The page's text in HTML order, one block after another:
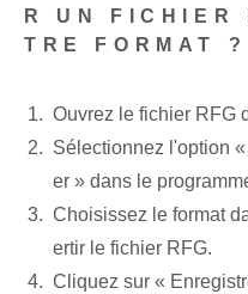
R UN FICHIER
TRE FORMAT ?
Ouvrez le fichier RFG‌
Sélectionnez l'option
er »‌ dans le
Choisissez le format⁢
ertir⁤ le ‌fichier RFG.
Cliquez sur «